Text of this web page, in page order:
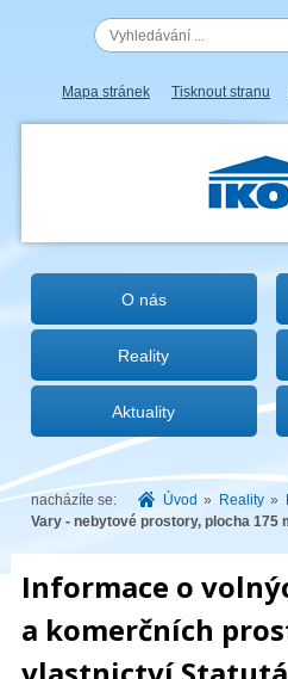
Mapa stránek Tisknout stranu
O nás
Reality
Aktuality
nacházíte se: Úvod » Reality »
Vary - nebytové prostory, plocha 175
Informace o
a komerčních